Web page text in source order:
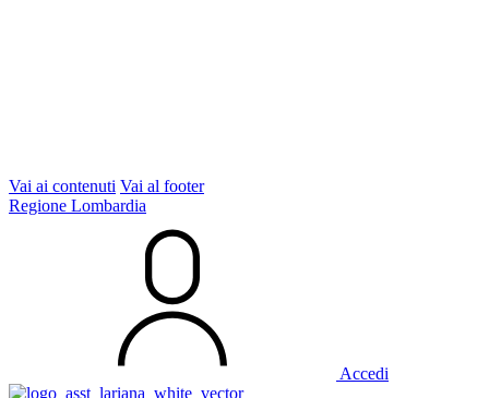
Vai ai contenuti Vai al footer
Regione Lombardia
Accedi